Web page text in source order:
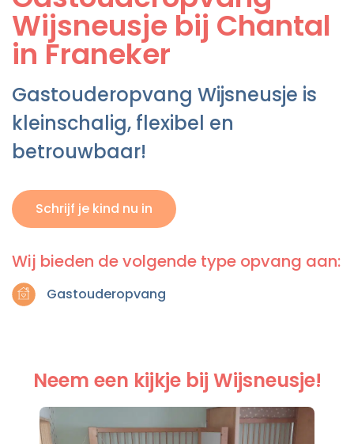
Wijsneusje bij Chantal
in Franeker
Gastouderopvang Wijsneusje is
kleinschalig, flexibel en
betrouwbaar!
Schrijf je kind nu in
Wij bieden de volgende type opvang aan:
Gastouderopvang
Neem een kijkje bij Wijsneusje!